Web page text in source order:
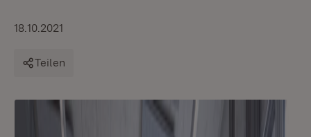
18.10.2021
Teilen